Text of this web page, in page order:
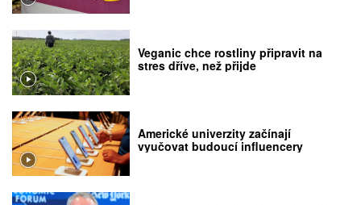
Veganic chce rostliny připravit na
stres dříve, než přijde
Americké univerzity začínají
vyučovat budoucí influencery